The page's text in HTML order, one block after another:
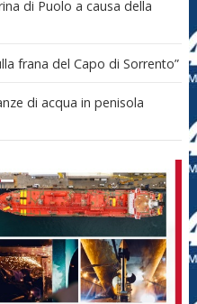
di Puolo a causa della
frana del Capo di Sorrento”
di acqua in penisola